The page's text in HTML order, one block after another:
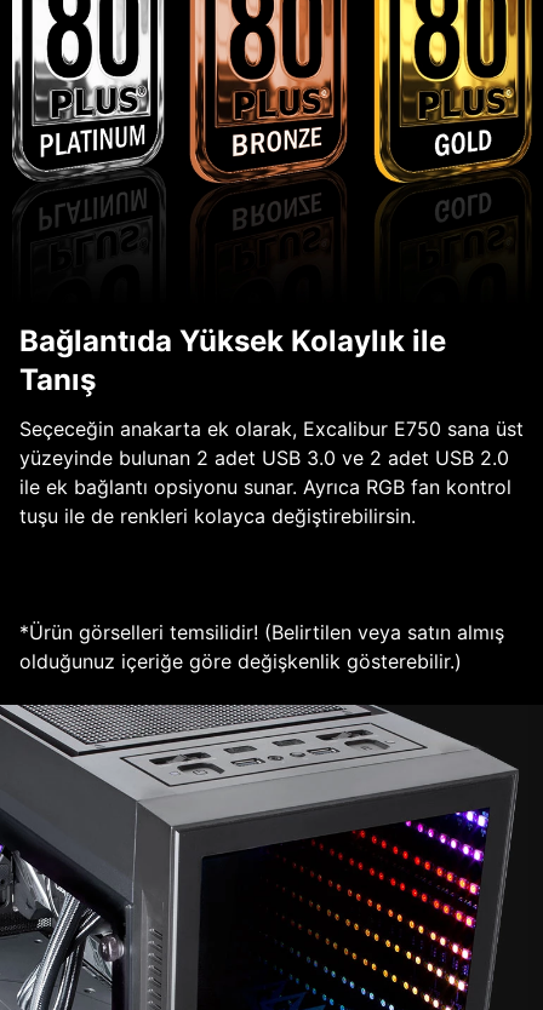
Bağlantıda Yüksek Kolaylık ile
Tanış
Seçeceğin anakarta ek olarak, Excalibur E750 sana üst
yüzeyinde bulunan 2 adet USB 3.0 ve 2 adet USB 2.0
ile ek bağlantı opsiyonu sunar. Ayrıca RGB fan kontrol
tuşu ile de renkleri kolayca değiştirebilirsin.
*Ürün görselleri temsilidir! (Belirtilen veya satın almış
olduğunuz içeriğe göre değişkenlik gösterebilir.)